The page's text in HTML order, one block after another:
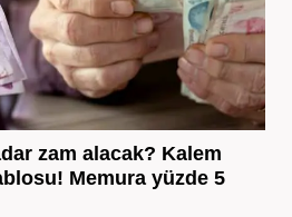
zam alacak? Kalem
Memura yüzde 5